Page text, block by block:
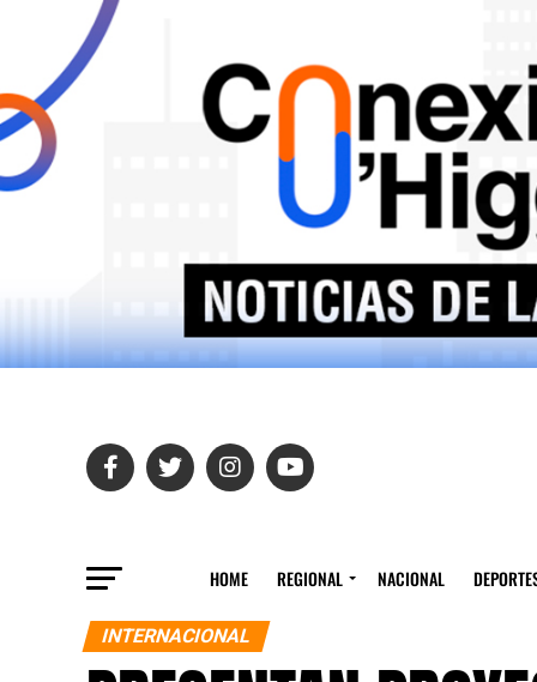
HOME REGIONAL NACIONAL
INTERNACIONAL